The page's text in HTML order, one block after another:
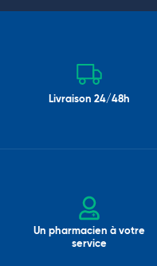
Livraison 24/48h
Un pharmacien à votre
service